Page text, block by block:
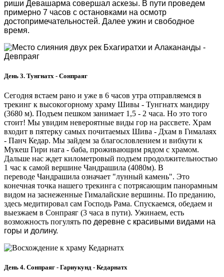
риши Девашарма совершал аскезы. В пути проведем
примерно 7 часов с остановками на осмотр
достопримечательностей. Далее ужин и свободное
время.
День 3. Тунгнатх - Сонпраяг
Сегодня встаем рано и уже в 6 часов утра отправляемся в
трекинг к высокогорному храму Шивы - Тунгнатх мандиру
(3680 м). Подъем пешком занимает 1,5 - 2 часа. Но это того
стоит! Мы увидим невероятные виды гор на рассвете. Храм
входит в пятерку самых почитаемых Шива - Дхам в Гималаях
- Панч Кедар. Мы зайдем за благословлением и вибхути к
Мукеш Гири нага - баба, проживающим рядом с храмом.
Дальше нас ждет километровый подъем продолжительностью
1 час к самой вершине Чандрашила (4080м). В
переводе Чандрашила означает "лунный камень". Это
конечная точка нашего трекинга с потрясающим панорамным
видом на заснеженные Гималайские вершины. По преданию,
здесь медитировал сам Господь Рама. Спускаемся, обедаем и
выезжаем в Сонпраяг (3 часа в пути). Ужинаем, есть
возможность погулять по деревне с красивыми видами на
горы и долину.
День 4. Сонпраяг - Гариукунд - Кедарнатх